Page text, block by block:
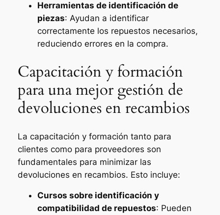
Herramientas de identificación de
piezas: Ayudan a identificar
correctamente los repuestos necesarios,
reduciendo errores en la compra.
Capacitación y formación
para una mejor gestión de
devoluciones en recambios
La capacitación y formación tanto para
clientes como para proveedores son
fundamentales para minimizar las
devoluciones en recambios. Esto incluye:
Cursos sobre identificación y
compatibilidad de repuestos: Pueden